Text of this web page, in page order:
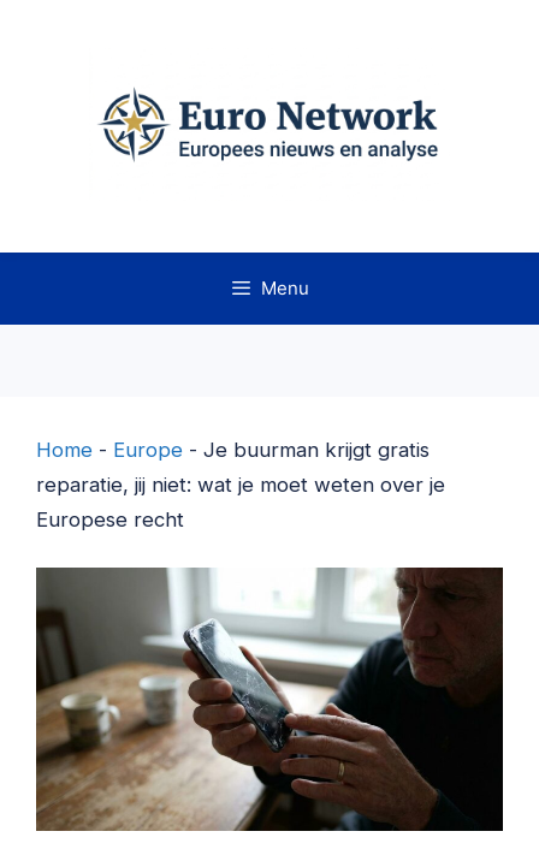
Menu
Home - Europe - Je buurman krijgt gratis
reparatie, jij niet: wat je moet weten over je
Europese recht